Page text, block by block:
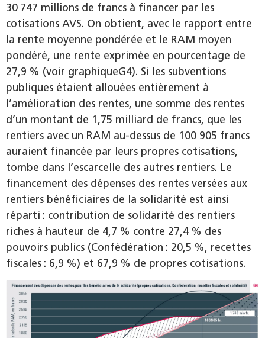
30 747 millions de francs à financer par les
cotisations AVS. On obtient, avec le rapport entre
la rente moyenne pondérée et le RAM moyen
pondéré, une rente exprimée en pourcentage de
27,9 % (voir graphiqueG4). Si les subventions
publiques étaient allouées entièrement à
l’amélioration des rentes, une somme des rentes
d’un montant de 1,75 milliard de francs, que les
rentiers avec un RAM au-dessus de 100 905 francs
auraient financée par leurs propres cotisations,
tombe dans l’escarcelle des autres rentiers. Le
financement des dépenses des rentes versées aux
rentiers bénéficiaires de la solidarité est ainsi
réparti : contribution de solidarité des rentiers
riches à hauteur de 4,7 % contre 27,4 % des
pouvoirs publics (Confédération : 20,5 %, recettes
fiscales : 6,9 %) et 67,9 % de propres cotisations.